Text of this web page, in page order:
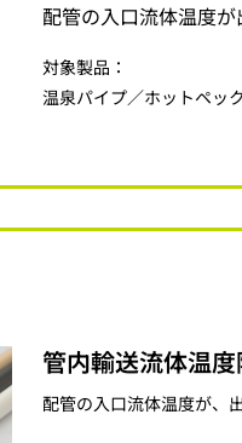
配管の入口流体温度が
対象製品：
温泉パイプ／ホットペッ
管内輸送流体温
配管の入口流体温度が、